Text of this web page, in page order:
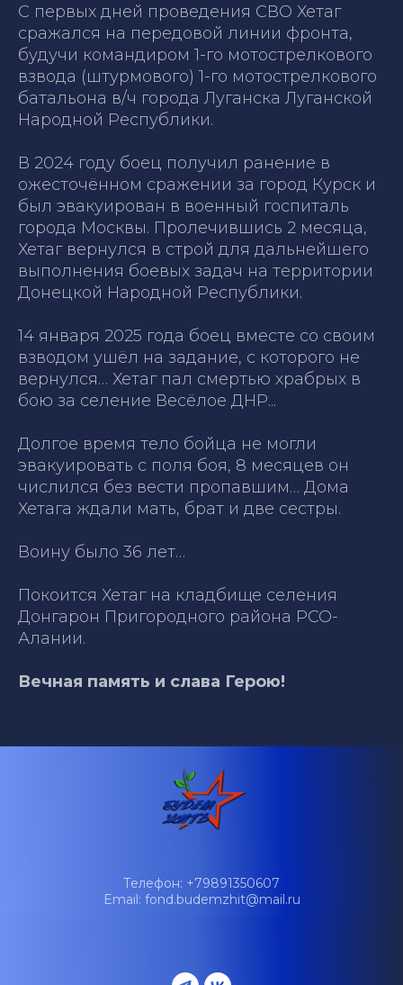
С первых дней проведения СВО Хетаг
сражался на передовой линии фронта,
будучи командиром 1-го мотострелкового
взвода (штурмового) 1-го мотострелкового
батальона в/ч города Луганска Луганской
Народной Республики.
В 2024 году боец получил ранение в
ожесточённом сражении за город Курск и
был эвакуирован в военный госпиталь
города Москвы. Пролечившись 2 месяца,
Хетаг вернулся в строй для дальнейшего
выполнения боевых задач на территории
Донецкой Народной Республики.
14 января 2025 года боец вместе со своим
взводом ушёл на задание, с которого не
вернулся… Хетаг пал смертью храбрых в
бою за селение Весёлое ДНР...
Долгое время тело бойца не могли
эвакуировать с поля боя, 8 месяцев он
числился без вести пропавшим… Дома
Хетага ждали мать, брат и две сестры.
Воину было 36 лет…
Покоится Хетаг на кладбище селения
Донгарон Пригородного района РСО-
Алании.
Вечная память и слава Герою!
Телефон: +79891350607
Email: fond.budemzhit@mail.ru